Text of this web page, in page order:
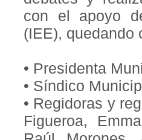
con el apoyo
(IEE), quedando
• Presidenta
• Síndico
• Regidoras y
Figueroa,